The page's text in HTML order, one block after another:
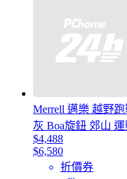
Merrell 邁樂 越野
灰 Boa旋鈕 郊山
$4,488
$6,580
折價券